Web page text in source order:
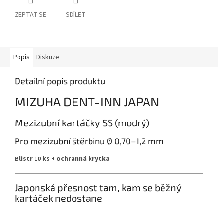
ZEPTAT SE SDÍLET
Popis Diskuze
Detailní popis produktu
MIZUHA DENT-INN JAPAN
Mezizubní kartáčky SS (modrý)
Pro mezizubní štěrbinu Ø 0,70–1,2 mm
Blistr 10 ks + ochranná krytka
Japonská přesnost tam, kam se běžný
kartáček nedostane